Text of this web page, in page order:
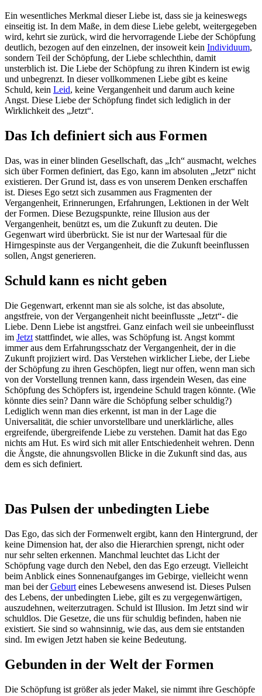
Ein wesentliches Merkmal dieser Liebe ist, dass sie ja keineswegs
einseitig ist. In dem Maße, in dem diese Liebe gelebt, weitergegeben
wird, kehrt sie zurück, wird die hervorragende Liebe der Schöpfung
deutlich, bezogen auf den einzelnen, der insoweit kein Individuum,
sondern Teil der Schöpfung, der Liebe schlechthin, damit
unsterblich ist. Die Liebe der Schöpfung zu ihren Kindern ist ewig
und unbegrenzt. In dieser vollkommenen Liebe gibt es keine
Schuld, kein Leid, keine Vergangenheit und darum auch keine
Angst. Diese Liebe der Schöpfung findet sich lediglich in der
Wirklichkeit des „Jetzt“.
Das Ich definiert sich aus Formen
Das, was in einer blinden Gesellschaft, das „Ich“ ausmacht, welches
sich über Formen definiert, das Ego, kann im absoluten „Jetzt“ nicht
existieren. Der Grund ist, dass es von unserem Denken erschaffen
ist. Dieses Ego setzt sich zusammen aus Fragmenten der
Vergangenheit, Erinnerungen, Erfahrungen, Lektionen in der Welt
der Formen. Diese Bezugspunkte, reine Illusion aus der
Vergangenheit, benützt es, um die Zukunft zu deuten. Die
Gegenwart wird überbrückt. Sie ist nur der Wartesaal für die
Hirngespinste aus der Vergangenheit, die die Zukunft beeinflussen
sollen, Angst generieren.
Schuld kann es nicht geben
Die Gegenwart, erkennt man sie als solche, ist das absolute,
angstfreie, von der Vergangenheit nicht beeinflusste „Jetzt“- die
Liebe. Denn Liebe ist angstfrei. Ganz einfach weil sie unbeeinflusst
im Jetzt stattfindet, wie alles, was Schöpfung ist. Angst kommt
immer aus dem Erfahrungsschatz der Vergangenheit, der in die
Zukunft projiziert wird. Das Verstehen wirklicher Liebe, der Liebe
der Schöpfung zu ihren Geschöpfen, liegt nur offen, wenn man sich
von der Vorstellung trennen kann, dass irgendein Wesen, das eine
Schöpfung des Schöpfers ist, irgendeine Schuld tragen könnte. (Wie
könnte dies sein? Dann wäre die Schöpfung selber schuldig?)
Lediglich wenn man dies erkennt, ist man in der Lage die
Universalität, die schier unvorstellbare und unerklärliche, alles
ergreifende, übergreifende Liebe zu verstehen. Damit hat das Ego
nichts am Hut. Es wird sich mit aller Entschiedenheit wehren. Denn
die Ängste, die ahnungsvollen Blicke in die Zukunft sind das, aus
dem es sich definiert.
Das Pulsen der unbedingten Liebe
Das Ego, das sich der Formenwelt ergibt, kann den Hintergrund, der
keine Dimension hat, der also die Hierarchien sprengt, nicht oder
nur sehr selten erkennen. Manchmal leuchtet das Licht der
Schöpfung vage durch den Nebel, den das Ego erzeugt. Vielleicht
beim Anblick eines Sonnenaufganges im Gebirge, vielleicht wenn
man bei derGeburt eines Lebewesens anwesend ist. Dieses Pulsen
des Lebens, der unbedingten Liebe, gilt es zu vergegenwärtigen,
auszudehnen, weiterzutragen. Schuld ist Illusion. Im Jetzt sind wir
schuldlos. Die Gesetze, die uns für schuldig befinden, haben nie
existiert. Sie sind so wahnsinnig, wie das, aus dem sie entstanden
sind. Im ewigen Jetzt haben sie keine Bedeutung.
Gebunden in der Welt der Formen
Die Schöpfung ist größer als jeder Makel, sie nimmt ihre Geschöpfe